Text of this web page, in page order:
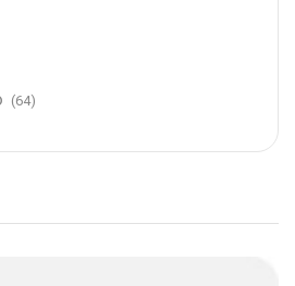
(64)